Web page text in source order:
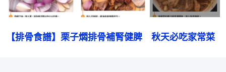
【排骨食譜】栗子燜排骨補腎健脾　秋天必吃家常菜